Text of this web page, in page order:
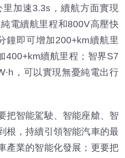
加速3.3s，續航方面實現
電續航里程和800V高壓快
鐘即可增加200+km續航里
400+km續航里程；智界S7
，可以實現無憂純電出行
把智能駕駛、智能座艙、智
根，持續引領智能汽車的最
產業的智能化發展；更要把